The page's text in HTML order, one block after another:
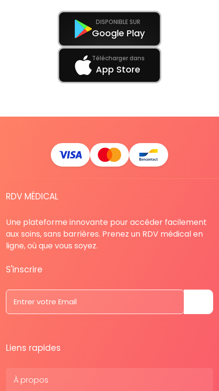
DISPONIBLE SUR
Google Play
Télécharger dans
App Store
RDV MÉDICAL
Une plateforme innovante pour accéder facilement
aux soins, sans barrières. Prenez un RDV médical en
ligne, où que vous soyez.
S'inscrire
Liens rapides
À propos